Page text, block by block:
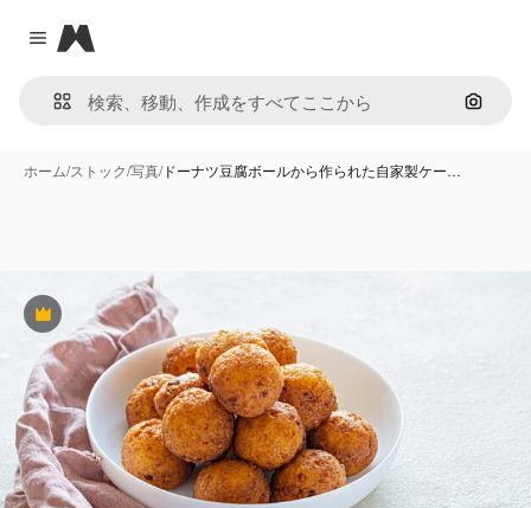
Close menu
Magnific
画像で
ホーム/ストック/写真/ドーナツ豆腐ボールから作られた自家製ケー…
Premium